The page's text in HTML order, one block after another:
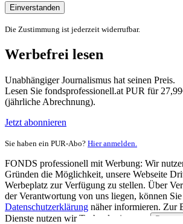
Einverstanden
Die Zustimmung ist jederzeit widerrufbar.
Werbefrei lesen
Unabhängiger Journalismus hat seinen Preis.
Lesen Sie fondsprofessionell.at PUR für
(jährliche Abrechnung).
Jetzt abonnieren
Sie haben ein PUR-Abo? Hier anmelden.
FONDS professionell mit Werbung: Wir
Gründen die Möglichkeit, unsere Webseite
Werbeplatz zur Verfügung zu stellen. Über
der Verantwortung von uns liegen, können
Datenschutzerklärung näher informieren. Zur
Dienste nutzen wir Technologien von